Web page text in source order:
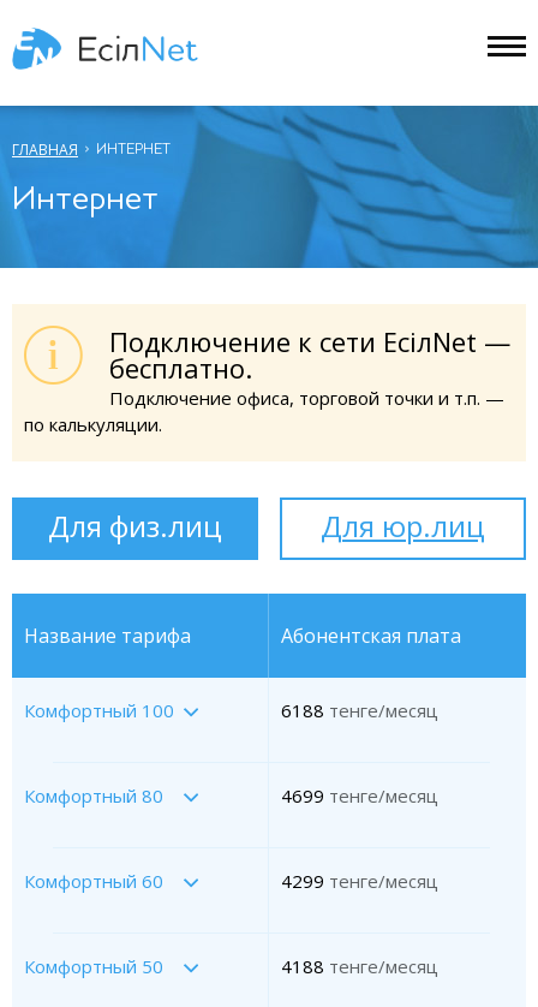
ГЛАВНАЯ ИНТЕРНЕТ
Интернет
Подключение к сети ЕсiлNet —
бесплатно.
Подключение офиса, торговой точки и т.п. —
по калькуляции.
Для физ.лиц Для юр.лиц
Название тарифа Абонентская плата
Комфортный 100 6188 тенге/месяц
Комфортный 80 4699 тенге/месяц
Комфортный 60 4299 тенге/месяц
Комфортный 50 4188 тенге/месяц